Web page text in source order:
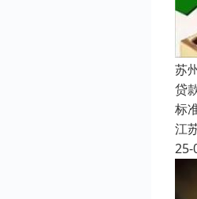
苏
贷
标
江
25-